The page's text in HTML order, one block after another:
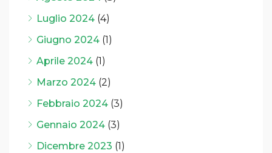
Luglio 2024 (4)
Giugno 2024 (1)
Aprile 2024 (1)
Marzo 2024 (2)
Febbraio 2024 (3)
Gennaio 2024 (3)
Dicembre 2023 (1)